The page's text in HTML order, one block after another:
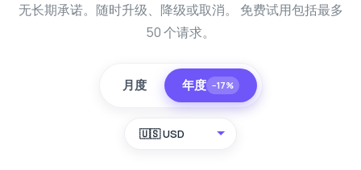
无长期承诺。随时升级、降级或取消。 免费试用包括最多
50 个请求。
月度 年度 −17%
🇺🇸 USD